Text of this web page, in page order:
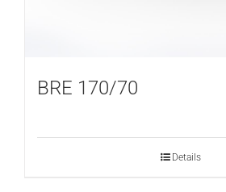
BRE 170/70
Details